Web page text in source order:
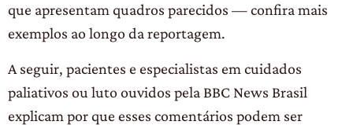
que apresentam quadros parecidos — confira mais
exemplos ao longo da reportagem.
A seguir, pacientes e especialistas em cuidados
paliativos ou luto ouvidos pela BBC News Brasil
explicam por que esses comentários podem ser